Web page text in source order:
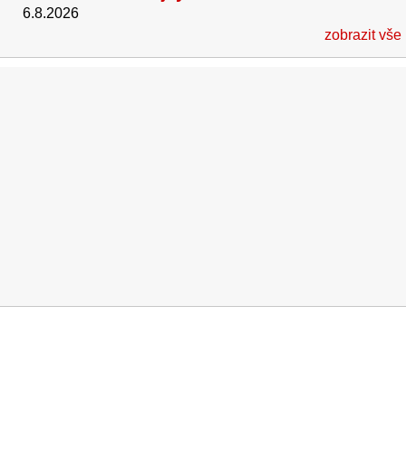
6.8.2026
zobrazit vše